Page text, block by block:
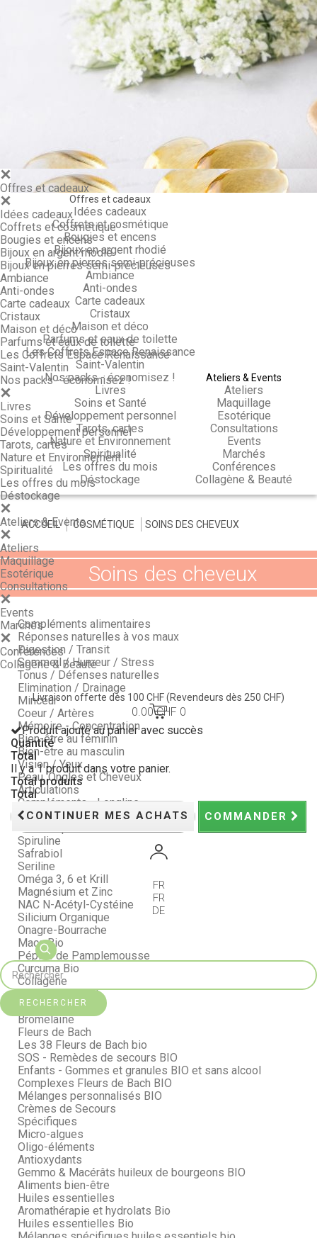
Offres et cadeaux
Idées cadeaux
Coffrets et cosmétique
Bougies et encens
Bijoux en argent rhodié
Bijoux en pierres semi-précieuses
Ambiance
Anti-ondes
Carte cadeaux
Cristaux
Maison et déco
Parfums et eaux de toilette
Les Coffrets Espace Renaissance
Saint-Valentin
Nos packs - économisez !
Livres
Soins et Santé
Développement personnel
Tarots, cartes
Nature et Environnement
Spiritualité
Les offres du mois
Déstockage
Ateliers & Events
Ateliers
Maquillage
Esotérique
Consultations
Events
Marchés
Conférences
Collagène & Beauté
Livraison offerte dès 100 CHF(Revendeurs dès 250 CHF)
0.00 CHF 0
Produit ajouté au panier avec succès
Quantité
Total
Il y a 1 produit dans votre panier.
Total produits
Total
CONTINUER MES ACHATS COMMANDER
FR
FR
DE
RECHERCHER
Offres et cadeaux
Idées cadeaux
Coffrets et cosmétique
Bougies et encens
Bijoux en argent rhodié
Bijoux en pierres semi-précieuses
Ambiance
Anti-ondes
Carte cadeaux
Cristaux
Maison et déco
Parfums et eaux de toilette
Les Coffrets Espace Renaissance
Saint-Valentin
Nos packs - économisez !
Livres
Soins et Santé
Développement personnel
Tarots, cartes
Nature et Environnement
Spiritualité
Les offres du mois
Déstockage
Ateliers & Events
Ateliers
Maquillage
Esotérique
Consultations
Events
Marchés
Conférences
Collagène & Beauté
ACCUEIL> COSMÉTIQUE SOINS DES CHEVEUX
Soins des cheveux
Compléments alimentaires
Réponses naturelles à vos maux
Digestion / Transit
Sommeil / Humeur / Stress
Tonus / Défenses naturelles
Elimination / Drainage
Minceur
Coeur / Artères
Mémoire - Concentration
Bien-être au féminin
Bien-être au masculin
Vision / Yeux
Peau, Ongles et Cheveux
Articulations
Compléments - Longline
Nos Packs : économisez !
Spiruline
Safrabiol
Seriline
Oméga 3, 6 et Krill
Magnésium et Zinc
NAC N-Acétyl-Cystéine
Silicium Organique
Onagre-Bourrache
Maca Bio
Pépins de Pamplemousse
Curcuma Bio
Collagène
Immuno Support
Cœur & Artères
Bromélaïne
Fleurs de Bach
Les 38 Fleurs de Bach bio
SOS - Remèdes de secours BIO
Enfants - Gommes et granules BIO et sans alcool
Complexes Fleurs de Bach BIO
Mélanges personnalisés BIO
Crèmes de Secours
Spécifiques
Micro-algues
Oligo-éléments
Antioxydants
Gemmo & Macérâts huileux de bourgeons BIO
Aliments bien-être
Huiles essentielles
Aromathérapie et hydrolats Bio
Huiles essentielles Bio